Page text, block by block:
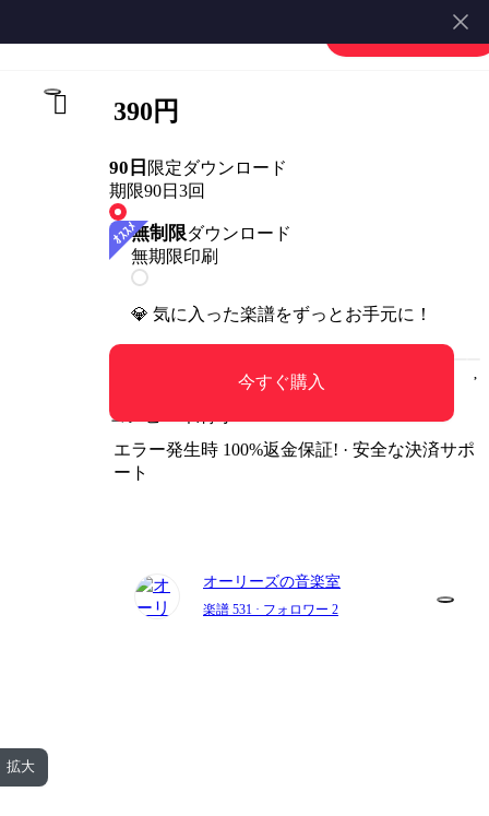
会員登録・ログイン
拡大
390円
90日 限定ダウンロード
期限90日 3回
無制限ダウンロード
無期限印刷
💎 気に入った楽譜をずっとお手元に！
今すぐ購入
コンビニ印刷可
エラー発生時 100%返金保証! · 安全な決済サポ
ート
オーリーズの音楽室
楽譜 531 · フォロワー 2